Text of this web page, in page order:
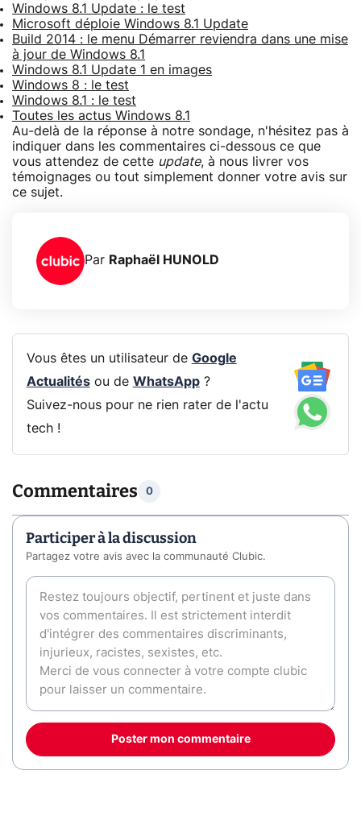
Windows 8.1 Update : le test
Microsoft déploie Windows 8.1 Update
Build 2014 : le menu Démarrer reviendra dans une mise
à jour de Windows 8.1
Windows 8.1 Update 1 en images
Windows 8 : le test
Windows 8.1 : le test
Toutes les actus Windows 8.1
Au-delà de la réponse à notre sondage, n'hésitez pas à
indiquer dans les commentaires ci-dessous ce que
vous attendez de cette update, à nous livrer vos
témoignages ou tout simplement donner votre avis sur
ce sujet.
Par Raphaël HUNOLD
Vous êtes un utilisateur de Google
Actualitésou de WhatsApp?
Suivez-nous pour ne rien rater de l'actu
tech !
Commentaires 0
Participer à la discussion
Partagez votre avis avec la communauté Clubic.
Poster mon commentaire